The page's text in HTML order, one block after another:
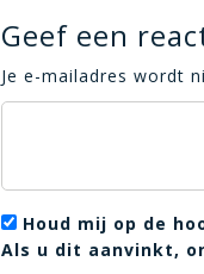
Geef een
Je e-mailadres wordt
Houd mij op de
Als u dit aanvinkt,